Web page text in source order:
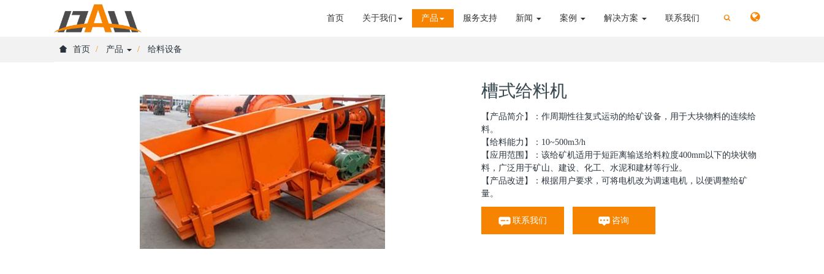
切
换
切
换
首页 关于我们 产品 服务支持 新闻 案例 解决方案 联系我们
首页 产品 给料设备
槽式给料机
【产品简介】：作周期性往复式运动的给矿设备，用于大块物料的连续给
料。
【给料能力】：10~500m3/h
【应用范围】：该给矿机适用于短距离输送给料粒度400mm以下的块状物
料，广泛用于矿山、建设、化工、水泥和建材等行业。
【产品改进】：根据用户要求，可将电机改为调速电机，以便调整给矿
量。
联系我们 咨询